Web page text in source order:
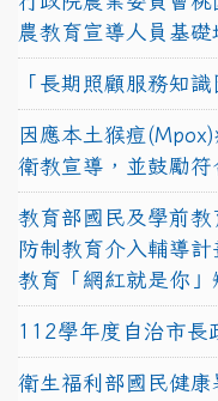
農教育宣導人員基礎
「長期照顧服務知識
因應本土猴痘
衛教宣導，並鼓勵
教育部國民及學前
防制教育介入輔導計
教育「網紅就是你
112學年度自治市長
衛生福利部國民健